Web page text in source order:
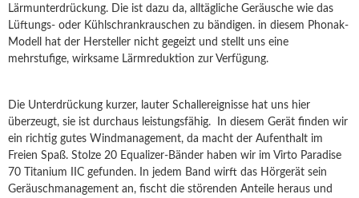
Lärmunterdrückung. Die ist dazu da, alltägliche Geräusche wie das
Lüftungs- oder Kühlschrankrauschen zu bändigen. in diesem Phonak-
Modell hat der Hersteller nicht gegeizt und stellt uns eine
mehrstufige, wirksame Lärmreduktion zur Verfügung.
Die Unterdrückung kurzer, lauter Schallereignisse hat uns hier
überzeugt, sie ist durchaus leistungsfähig. In diesem Gerät finden wir
ein richtig gutes Windmanagement, da macht der Aufenthalt im
Freien Spaß. Stolze 20 Equalizer-Bänder haben wir im Virto Paradise
70 Titanium IIC gefunden. In jedem Band wirft das Hörgerät sein
Geräuschmanagement an, fischt die störenden Anteile heraus und